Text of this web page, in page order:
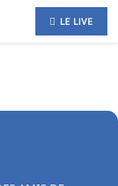
LE LIVE